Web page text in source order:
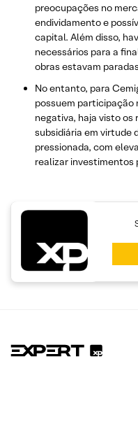
preocupações no
endividamento e
capital. Além disso,
necessários para a
obras estavam
No entanto, para
possuem participação
negativa, haja visto os
subsidiária em virtude
pressionada, com
realizar investimentos